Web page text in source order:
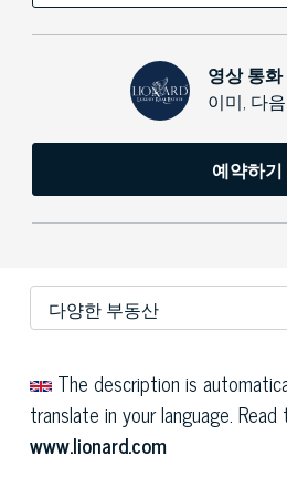
영상 통
이미, 다
예약하기
The description is
translate in your language.
www.lionard.com